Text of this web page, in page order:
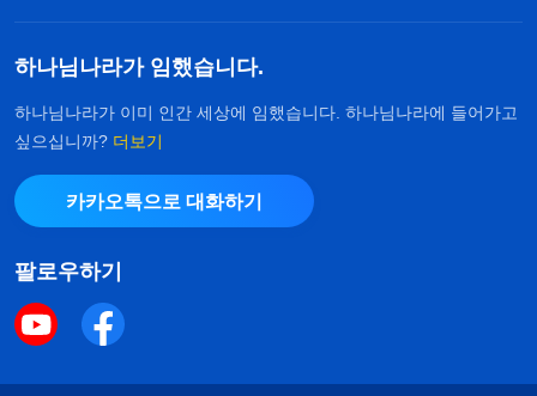
하나님나라가 임했습니다.
하나님나라가 이미 인간 세상에 임했습니다. 하나님나라에 들어가고
싶으십니까? 더보기
카카오톡으로 대화하기
팔로우하기